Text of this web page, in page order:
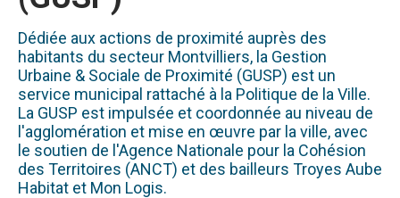
Dédiée aux actions de proximité auprès des
habitants du secteur Montvilliers, la Gestion
Urbaine & Sociale de Proximité (GUSP) est un
service municipal rattaché à la Politique de la Ville.
La GUSP est impulsée et coordonnée au niveau de
l'agglomération et mise en œuvre par la ville, avec
le soutien de l'Agence Nationale pour la Cohésion
des Territoires (ANCT) et des bailleurs Troyes Aube
Habitat et Mon Logis.